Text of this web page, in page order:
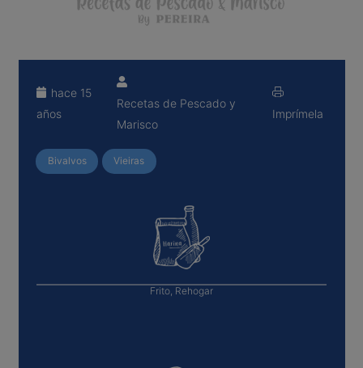
hace 15
años
Recetas de Pescado y
Marisco
Imprímela
Bivalvos Vieiras
Frito, Rehogar